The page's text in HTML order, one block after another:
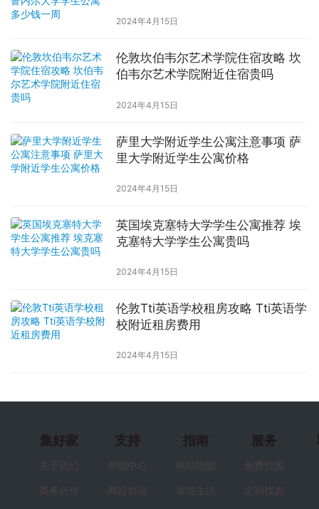
2024年4月15日
伦敦坎伯韦尔艺术学院住宿攻略 坎
伯韦尔艺术学院附近住宿贵吗
2024年4月15日
萨里大学附近学生公寓注意事项 萨
里大学附近学生公寓价格
2024年4月15日
英国埃克塞特大学学生公寓推荐 埃
克塞特大学学生公寓贵吗
2024年4月15日
伦敦Tti英语学校租房攻略 Tti英语学
校附近租房费用
2024年4月15日
集好家
关于我们
商务合作
支持
帮助中心
网站协议
指南
网站地图
发现生活
服务
免费找房
定制找房